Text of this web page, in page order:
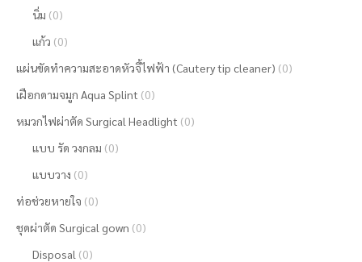
นิ่ม (0)
แก้ว (0)
แผ่นขัดทำความสะอาดหัวจี้ไฟฟ้า (Cautery tip cleaner) (0)
เฝือกดามจมูก Aqua Splint (0)
หมวกไฟผ่าตัด Surgical Headlight (0)
แบบ รัด วงกลม (0)
แบบวาง (0)
ท่อช่วยหายใจ (0)
ชุดผ่าตัด Surgical gown (0)
Disposal (0)